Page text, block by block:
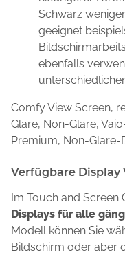
Schwarz
geeignet
ebenfalls
Comfy View Screen,
Glare, Non-Glare,
Premium, Non-Glare-
Verfügbare Display
Im Touch and Screen
Displays für alle
Modell können Sie
Bildschirm oder aber